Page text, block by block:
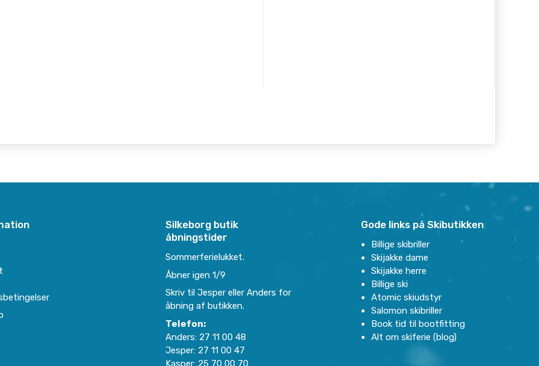
Silkeborg butik
åbningstider
Sommerferielukket.
Åbner igen 1/9
Skriv til Jesper eller Anders for
åbning af butikken.
Telefon:
Anders: 27 11 00 48
Jesper: 27 11 00 47
Kasper: 25 70 00 70
Gode links på Skibutikken
Billige skibriller
Skijakke dame
Skijakke herre
Billige ski
Atomic skiudstyr
Salomon skibriller
Book tid til bootfitting
Alt om skiferie (blog)